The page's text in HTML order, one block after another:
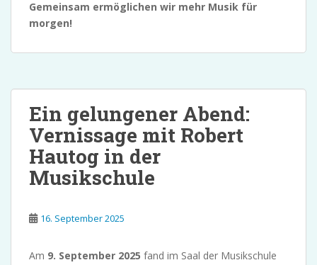
Gemeinsam ermöglichen wir mehr Musik für
morgen!
Ein gelungener Abend:
Vernissage mit Robert
Hautog in der
Musikschule
16. September 2025
Am 9. September 2025 fand im Saal der Musikschule